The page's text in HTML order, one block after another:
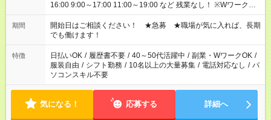
16:00 9:00～17:00 11:00～19:00 など 残業なし！ ※Wワークの
場合、他のお仕事と合わせ週40時間超の就業はご案内できませ
ん ※法令に基づき、週20時間以上勤務は社会保険への加入対象
となります ※労働者派遣法（日雇い派遣の原則禁止）により、
短時間・短期間の就業はご案内が難しい場合があります
期間
開始日はご相談ください！ ★急募 ★職場が気に入れば、長期
でも働けます！
特徴 日払いOK / 履歴書不要 / 40～50代活躍中 / 副業・WワークOK /
服装自由 / シフト勤務 / 10名以上の大量募集 / 電話対応なし / パ
ソコンスキル不要
気になる！ 応募する 詳細へ